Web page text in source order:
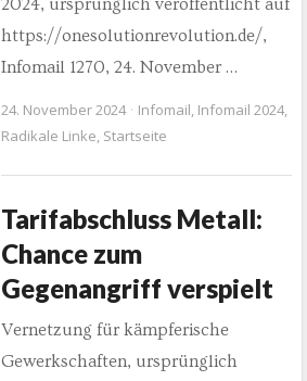
2024, ursprünglich veröffentlicht auf
https://onesolutionrevolution.de/,
Infomail 1270, 24. November …
24. November 2024 Infomail, Infomail 2024,
Radikale Linke, Startseite
Tarifabschluss Metall:
Chance zum
Gegenangriff verspielt
Vernetzung für kämpferische
Gewerkschaften, ursprünglich